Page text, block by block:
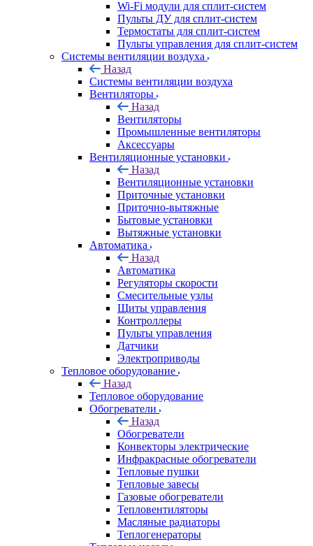
Wi-Fi модули для сплит-систем
Пульты ДУ для сплит-систем
Термостаты для сплит-систем
Пульты управления для сплит-систем
Системы вентиляции воздуха
Назад
Системы вентиляции воздуха
Вентиляторы
Назад
Вентиляторы
Промышленные вентиляторы
Аксессуары
Вентиляционные установки
Назад
Вентиляционные установки
Приточные установки
Приточно-вытяжные
Бытовые установки
Вытяжные установки
Автоматика
Назад
Автоматика
Регуляторы скорости
Смесительные узлы
Щиты управления
Контроллеры
Пульты управления
Датчики
Электроприводы
Тепловое оборудование
Назад
Тепловое оборудование
Обогреватели
Назад
Обогреватели
Конвекторы электрические
Инфракрасные обогреватели
Тепловые пушки
Тепловые завесы
Газовые обогреватели
Тепловентиляторы
Масляные радиаторы
Теплогенераторы